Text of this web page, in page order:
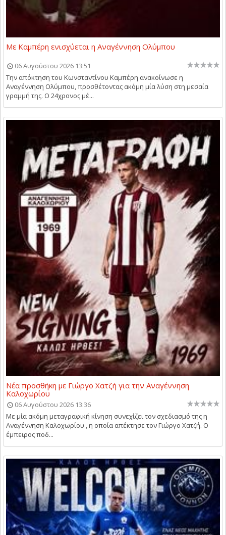
Με Καμπέρη ενισχύεται η Αναγέννηση Ολύμπου
06 Αυγούστου 2026 13:51
Την απόκτηση του Κωνσταντίνου Καμπέρη ανακοίνωσε η
Αναγέννηση Ολύμπου, προσθέτοντας ακόμη μία λύση στη μεσαία
γραμμή της. Ο 24χρονος μέ...
Νέα προσθήκη με Γιώργο Χατζή για την Αναγέννηση
Καλοχωρίου
06 Αυγούστου 2026 13:36
Με μία ακόμη μεταγραφική κίνηση συνεχίζει τον σχεδιασμό της η
Αναγέννηση Καλοχωρίου , η οποία απέκτησε τον Γιώργο Χατζή. Ο
έμπειρος ποδ...